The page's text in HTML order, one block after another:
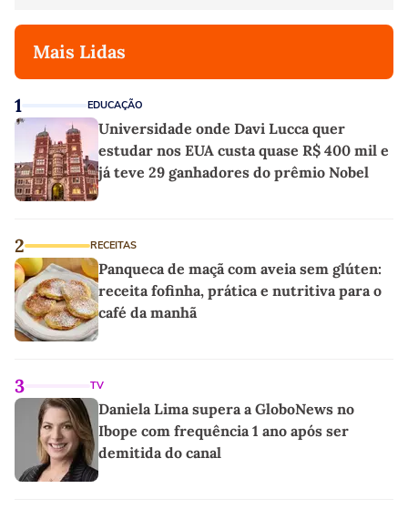
Mais Lidas
1 EDUCAÇÃO
Universidade onde Davi Lucca quer
estudar nos EUA custa quase R$ 400 mil e
já teve 29 ganhadores do prêmio Nobel
2 RECEITAS
Panqueca de maçã com aveia sem glúten:
receita fofinha, prática e nutritiva para o
café da manhã
3 TV
Daniela Lima supera a GloboNews no
Ibope com frequência 1 ano após ser
demitida do canal